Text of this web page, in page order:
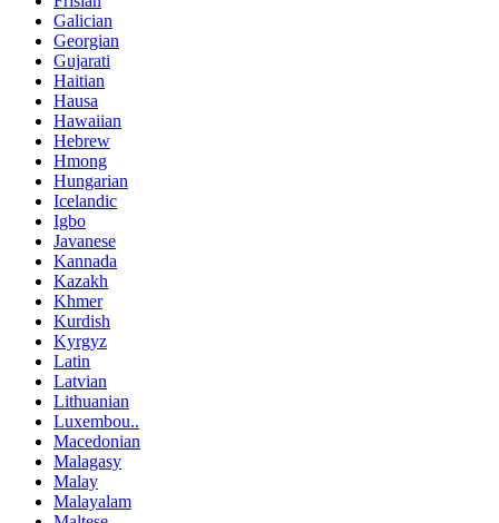
Galician
Georgian
Gujarati
Haitian
Hausa
Hawaiian
Hebrew
Hmong
Hungarian
Icelandic
Igbo
Javanese
Kannada
Kazakh
Khmer
Kurdish
Kyrgyz
Latin
Latvian
Lithuanian
Luxembou..
Macedonian
Malagasy
Malay
Malayalam